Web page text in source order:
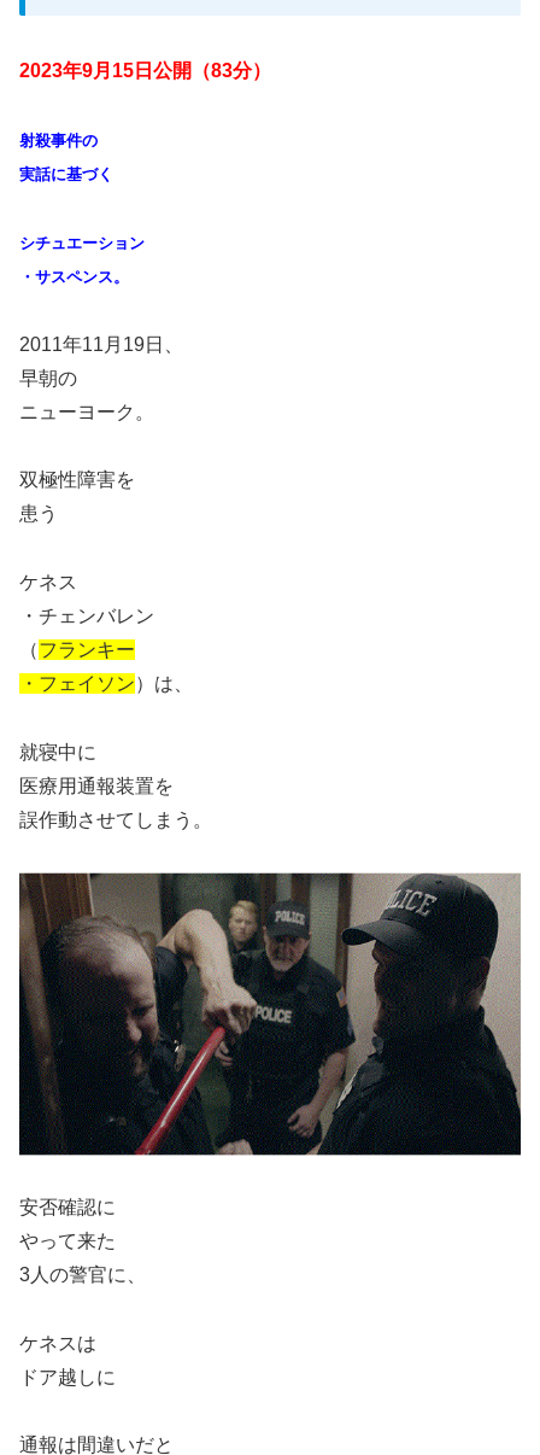
2023年9月15日公開（83分）
射殺事件の
実話に基づく
シチュエーション
・サスペンス。
2011年11月19日、
早朝の
ニューヨーク。
双極性障害を
患う
ケネス
・チェンバレン
（フランキー
・フェイソン）は、
就寝中に
医療用通報装置を
誤作動させてしまう。
安否確認に
やって来た
3人の警官に、
ケネスは
ドア越しに
通報は間違いだと